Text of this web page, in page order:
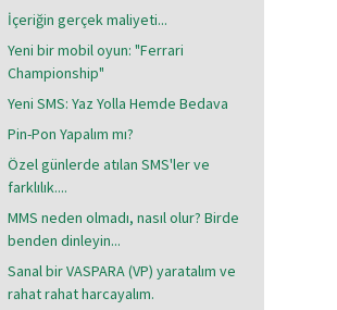
İçeriğin gerçek maliyeti...
Yeni bir mobil oyun: "Ferrari
Championship"
Yeni SMS: Yaz Yolla Hemde Bedava
Pin-Pon Yapalım mı?
Özel günlerde atılan SMS'ler ve
farklılık....
MMS neden olmadı, nasıl olur? Birde
benden dinleyin...
Sanal bir VASPARA (VP) yaratalım ve
rahat rahat harcayalım.